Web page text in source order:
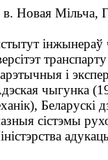
Новая Мільча,
інжынераў
і
чыгунка
Беларускі
сістэмы